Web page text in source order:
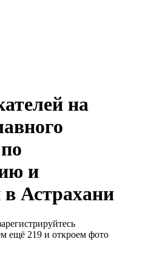
на
и
Астрахани
ещё 219 и откроем фото